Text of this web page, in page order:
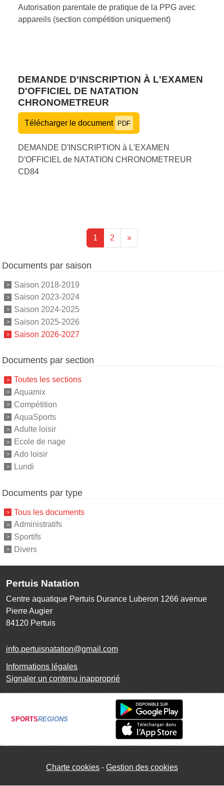
Autorisation parentale de pratique de la PPG avec
appareils (section compétition uniquement)
DEMANDE D'INSCRIPTION À L'EXAMEN
D'OFFICIEL DE NATATION
CHRONOMETREUR
Télécharger le document PDF
DEMANDE D'INSCRIPTION à L'EXAMEN
D'OFFICIEL de NATATION CHRONOMETREUR
CD84
1 2 »
Documents par saison
Saison 2018-2019
Saison 2023-2024
Saison 2024-2025
Saison 2025-2026
Saison 2026-2027
Documents par section
Toutes les sections
Aquamix
Compétition
AquaSports
Adulte loisir
Ecole de nage
Ado loisir
Lundi
Documents par type
Tous les documents
Administratifs
Sportifs
Divers
Pertuis Natation
Centre aquatique Pertuis Durance Luberon 1266 avenue
Pierre Augier
84120 Pertuis
info.pertuisnatation@gmail.com
Informations légales
Signaler un contenu inapproprié
SPORTSREGIONS
Charte cookies Gestion des cookies